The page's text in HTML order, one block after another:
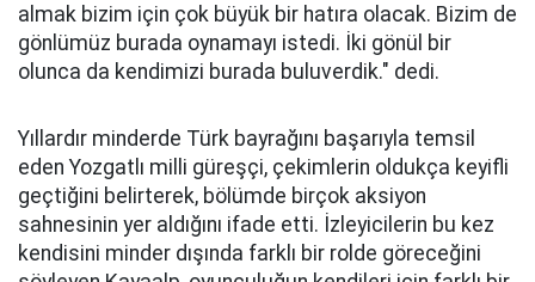
almak bizim için çok büyük bir hatıra olacak. Bizim de
gönlümüz burada oynamayı istedi. İki gönül bir
olunca da kendimizi burada buluverdik." dedi.
Yıllardır minderde Türk bayrağını başarıyla temsil
eden Yozgatlı milli güreşçi, çekimlerin oldukça keyifli
geçtiğini belirterek, bölümde birçok aksiyon
sahnesinin yer aldığını ifade etti. İzleyicilerin bu kez
kendisini minder dışında farklı bir rolde göreceğini